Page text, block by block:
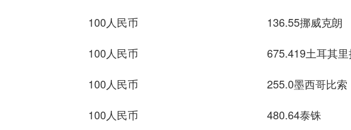
100人民币 136.55挪威克朗
100人民币 675.419土耳其里
100人民币 255.0墨西哥比索
100人民币 480.64泰铢